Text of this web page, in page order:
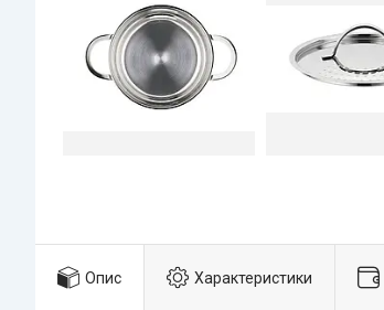
Опис Характеристики